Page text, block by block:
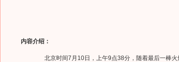
内容介绍：
北京时间7月10日，上午9点38分，随着最后一棒